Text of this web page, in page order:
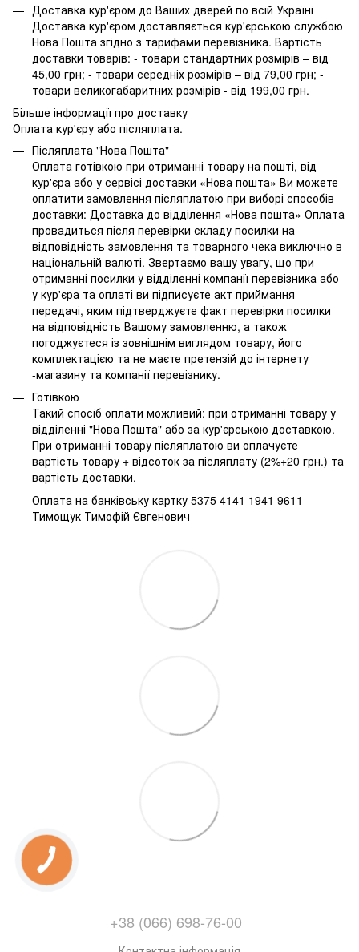
Доставка кур'єром до Ваших дверей по всій Україні
Доставка кур'єром доставляється кур'єрською службою
Нова Пошта згідно з тарифами перевізника. Вартість
доставки товарів: - товари стандартних розмірів – від
45,00 грн; - товари середніх розмірів – від 79,00 грн; -
товари великогабаритних розмірів - від 199,00 грн.
Більше інформації про доставку
Оплата кур'єру або післяплата.
Післяплата "Нова Пошта"
Оплата готівкою при отриманні товару на пошті, від
кур'єра або у сервісі доставки «Нова пошта» Ви можете
оплатити замовлення післяплатою при виборі способів
доставки: Доставка до відділення «Нова пошта» Оплата
провадиться після перевірки складу посилки на
відповідність замовлення та товарного чека виключно в
національній валюті. Звертаємо вашу увагу, що при
отриманні посилки у відділенні компанії перевізника або
у кур'єра та оплаті ви підписуєте акт приймання-
передачі, яким підтверджуєте факт перевірки посилки
на відповідність Вашому замовленню, а також
погоджуєтеся із зовнішнім виглядом товару, його
комплектацією та не маєте претензій до інтернету
-магазину та компанії перевізнику.
Готівкою
Такий спосіб оплати можливий: при отриманні товару у
відділенні "Нова Пошта" або за кур'єрською доставкою.
При отриманні товару післяплатою ви оплачуєте
вартість товару + відсоток за післяплату (2%+20 грн.) та
вартість доставки.
Оплата на банківську картку 5375 4141 1941 9611
Тимощук Тимофій Євгенович
+38 (066) 698-76-00